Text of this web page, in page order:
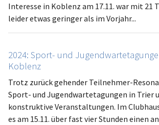
Interesse in Koblenz am 17.11. war mit 21
leider etwas geringer als im Vorjahr...
2024: Sport- und
Koblenz
Trotz zurück gehender Teilnehmer-
Sport- und Jugendwartetagungen in Trier
konstruktive Veranstaltungen. Im
es am 15.11. über fast vier Stunden einen